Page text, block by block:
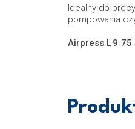
Idealny do
pompowania
Airpress L